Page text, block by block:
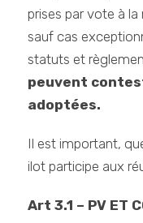
prises par vote à
sauf cas
statuts et
peuvent
adoptées.
Il est important,
ilot participe aux
Art 3.1 – PV ET